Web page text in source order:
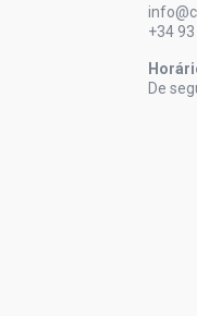
+34
De